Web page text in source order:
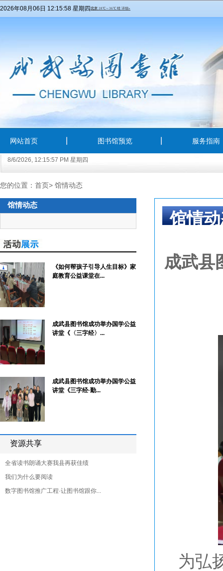
2026年08月06日 12:15:58 星期四
网站首页 图书馆预览 服务指南
8/6/2026, 12:15:58 PM 星期四
您的位置： 首页> 馆情动态
馆情动态
《如何帮孩子引导人生目标》家
庭教育公益课堂在...
成武县图书馆成功举办国学公益
讲堂《〈三字经〉...
成武县图书馆成功举办国学公益
讲堂《三字经·勤...
资源共享
全省读书朗诵大赛我县再获佳绩
我们为什么要阅读
数字图书馆推广工程·让图书馆跟你...
馆情
成武县
为弘